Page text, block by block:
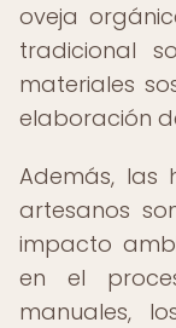
oveja
tradicional
materiales
elaboración
Además, las
artesanos
impacto
en el
manuales,